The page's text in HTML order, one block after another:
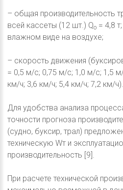
– общая производительность
всей кассеты (12 шт.) Qо = 4,8
влажном виде на воздухе;
– скорость движения
= 0,5 м/с; 0,75 м/с; 1,0 м/с; 1,5
км/ч; 3,6 км/ч; 5,4 км/ч; 7,2 км/ч).
Для удобства анализа
точности прогноза
(судно, буксир, трал)
техническую Wт и
производительность [9].
При расчете технической